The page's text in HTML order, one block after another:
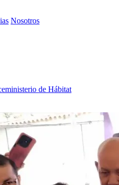
Nosotros
de Hábitat